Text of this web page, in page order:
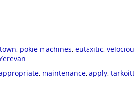
, pokie machines, eutaxitic,
, maintenance, apply,